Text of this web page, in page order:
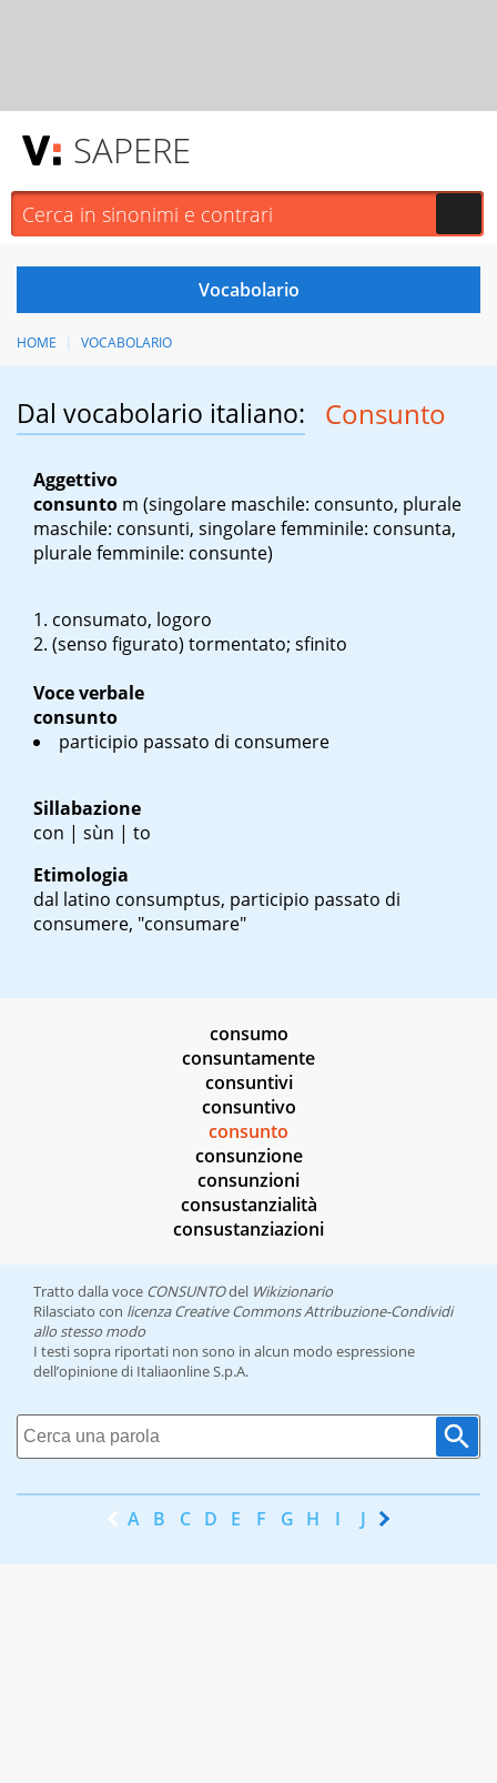
SAPERE
HOME VOCABOLARIO
Dal vocabolario italiano: Consunto
Aggettivo
consunto m (singolare maschile: consunto, plurale
maschile: consunti, singolare femminile: consunta,
plurale femminile: consunte)
consumato, logoro
(senso figurato) tormentato; sfinito
Voce verbale
consunto
participio passato di consumere
Sillabazione
con | sùn | to
Etimologia
dal latino consumptus, participio passato di
consumere, "consumare"
consumo
consuntamente
consuntivi
consuntivo
consunto
consunzione
consunzioni
consustanzialità
consustanziazioni
Tratto dalla voce CONSUNTOdel Wikizionario
Rilasciato con licenza Creative Commons Attribuzione-Condividi
allo stesso modo
I testi sopra riportati non sono in alcun modo espressione
dell’opinione di Italiaonline S.p.A.
A B C D E F G H I J K